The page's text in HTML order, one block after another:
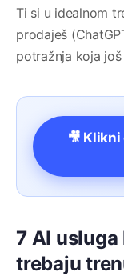
Ti si u idealnom
prodaješ
potražnja koja još
🎥
7 AI
trebaju